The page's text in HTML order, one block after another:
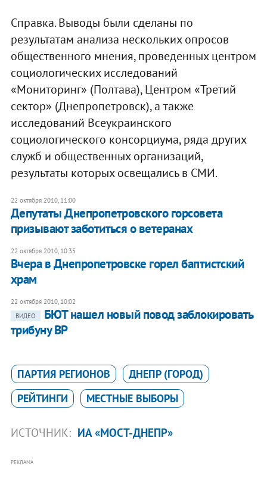
Справка. Выводы были сделаны по
результатам анализа нескольких опросов
общественного мнения, проведенных центром
социологических исследований
«Мониторинг» (Полтава), Центром «Третий
сектор» (Днепропетровск), а также
исследований Всеукраинского
социологического консорциума, ряда других
служб и общественных организаций,
результаты которых освещались в СМИ.
22 октября 2010, 11:00
Депутаты Днепропетровского горсовета
призывают заботиться о ветеранах
22 октября 2010, 10:35
Вчера в Днепропетровске горел баптистский
храм
22 октября 2010, 10:02
ВИДЕО
БЮТ нашел новый повод заблокировать
трибуну ВР
ПАРТИЯ РЕГИОНОВ
ДНЕПР (ГОРОД)
РЕЙТИНГИ
МЕСТНЫЕ ВЫБОРЫ
ИСТОЧНИК: ИА «МОСТ-ДНЕПР»
РЕКЛАМА